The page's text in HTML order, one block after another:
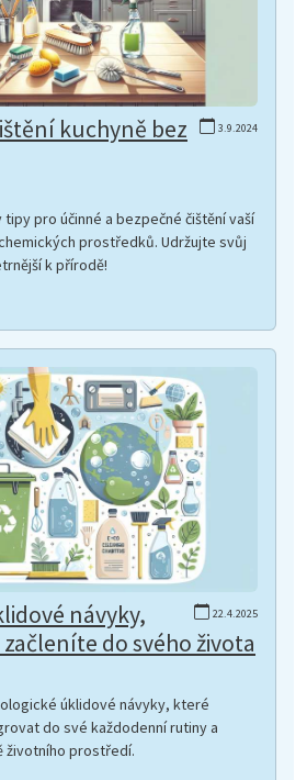
3.9.2024
kuchyně bez
pro účinné a bezpečné čištění vaší
prostředků. Udržujte svůj
k přírodě!
22.4.2025
návyky,
do svého života
úklidové návyky, které
do své každodenní rutiny a
životního prostředí.